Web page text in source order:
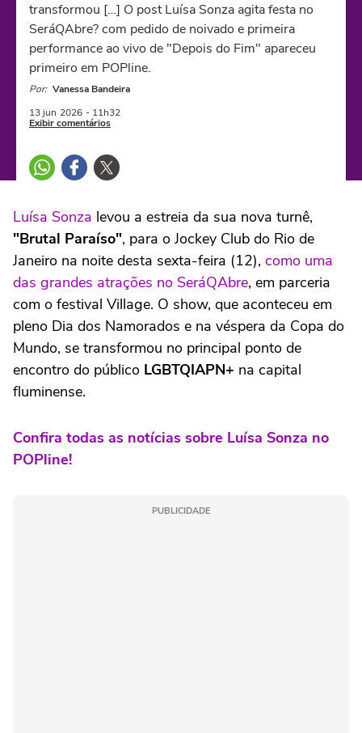
transformou […] O post Luísa Sonza agita festa no
SeráQAbre? com pedido de noivado e primeira
performance ao vivo de "Depois do Fim" apareceu
primeiro em POPline.
Por: Vanessa Bandeira
13 jun 2026 - 11h32
Exibir comentários
Luísa Sonza levou a estreia da sua nova turnê,
"Brutal Paraíso", para o Jockey Club do Rio de
Janeiro na noite desta sexta-feira (12), como uma
das grandes atrações no SeráQAbre, em parceria
com o festival Village. O show, que aconteceu em
pleno Dia dos Namorados e na véspera da Copa do
Mundo, se transformou no principal ponto de
encontro do público LGBTQIAPN+ na capital
fluminense.
Confira todas as notícias sobre Luísa Sonza no
POPline!
PUBLICIDADE